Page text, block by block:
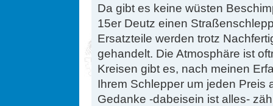
Da gibt es keine wüsten
15er Deutz einen
Ersatzteile werden trotz
gehandelt. Die Atmosphäre ist
Kreisen gibt es, nach meinen
Ihrem Schlepper um jeden Preis
Gedanke -dabeisein ist alles-